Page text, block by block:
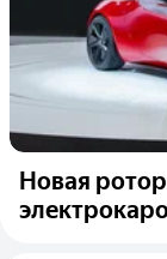
Новая